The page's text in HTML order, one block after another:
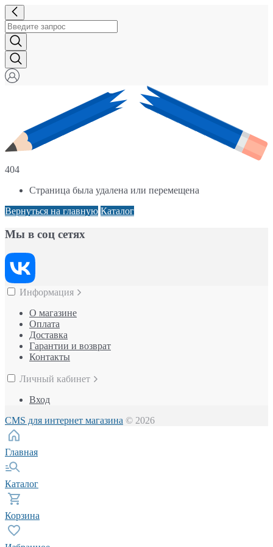
404
Страница была удалена или перемещена
Вернуться на главную Каталог
Мы в соц сетях
Информация
О магазине
Оплата
Доставка
Гарантии и возврат
Контакты
Личный кабинет
Вход
CMS для интернет магазина © 2026
Главная
Каталог
Корзина